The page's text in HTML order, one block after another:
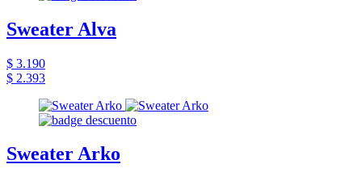
Sweater Alva
$ 3.190
$ 2.393
Sweater Arko